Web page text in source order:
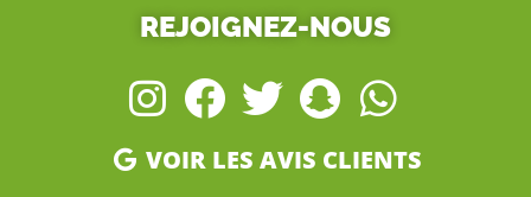
REJOIGNEZ-NOUS
VOIR LES AVIS CLIENTS